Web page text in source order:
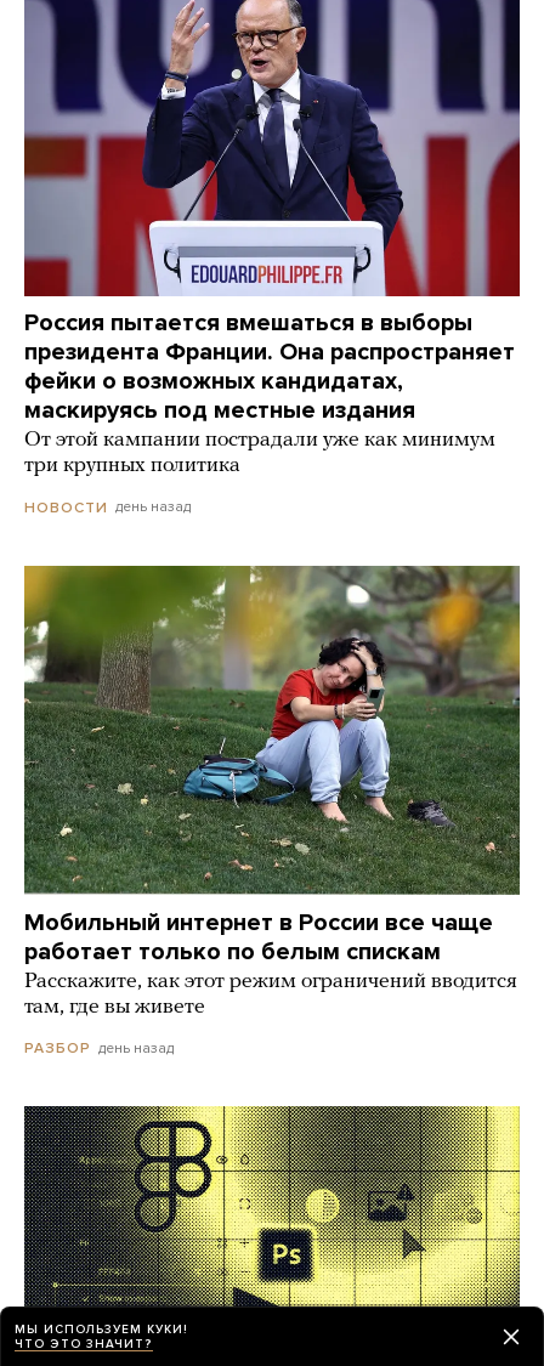
Россия пытается вмешаться в выборы
президента Франции. Она распространяет
фейки о возможных кандидатах,
маскируясь под местные издания
От этой кампании пострадали уже как минимум
три крупных политика
НОВОСТИ день назад
Мобильный интернет в России все чаще
работает только по белым спискам
Расскажите, как этот режим ограничений вводится
там, где вы живете
РАЗБОР день назад
МЫ ИСПОЛЬЗУЕМ КУКИ!
ЧТО ЭТО ЗНАЧИТ?